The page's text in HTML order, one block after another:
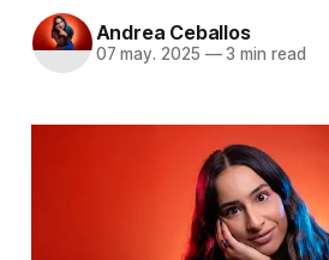
Andrea Ceballos
07 may. 2025 —3 min read